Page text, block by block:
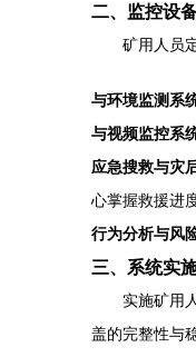
二、监控设
矿用人员
与环境监测系
与视频监控系
应急搜救与灾
心掌握救援进
行为分析与风
三、系统实
实施矿用
盖的完整性与